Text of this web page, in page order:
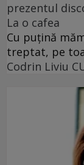
prezentul
La o cafea
Cu puţină
treptat, pe
Codrin Liviu